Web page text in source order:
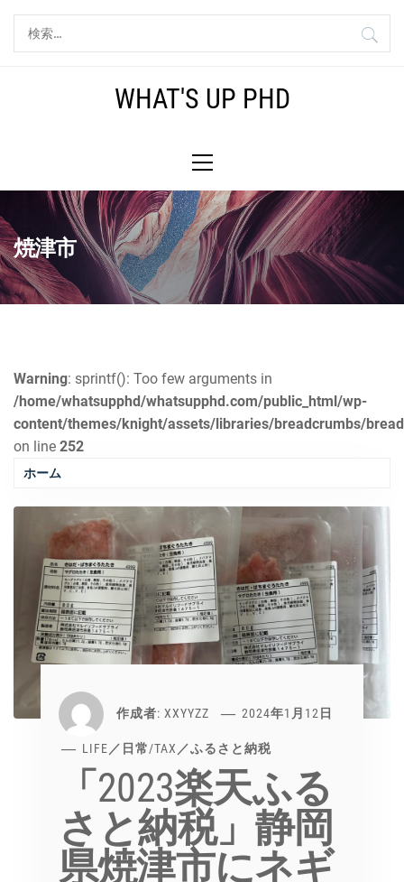
ッ
プ
索:
WHAT'S UP PHD
イ
メ
ニ
ュ
ー
焼津市
Warning: sprintf(): Too few arguments in
/home/whatsupphd/whatsupphd.com/public_html/wp-
content/themes/knight/assets/libraries/breadcrumbs/
on line 252
ホーム
作成者: XXYYZZ 2024年1月12日
LIFE／日常/TAX／ふるさと納税
「2023楽天ふる
さと納税」静岡
県焼津市にネギ